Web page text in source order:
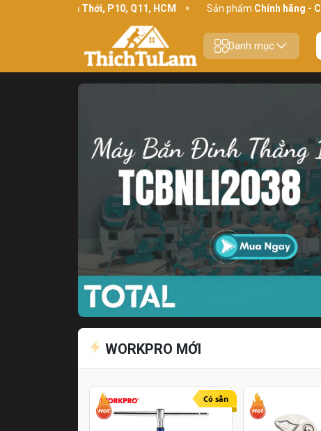
Bình Thới, P10, Q11, HCM Sản phẩmChính hãng - Chất lượng
Danh mục
WORKPRO MỚI
Có sẵn